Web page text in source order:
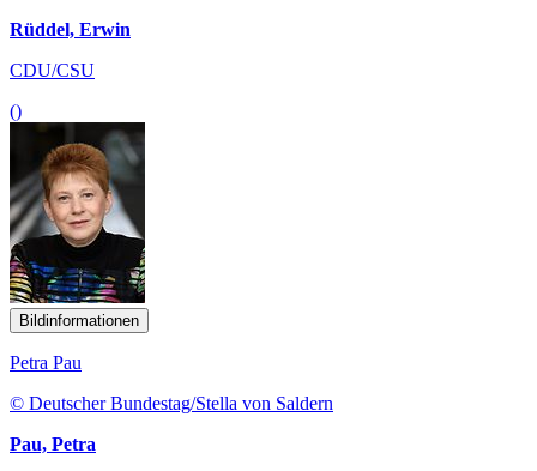
Rüddel, Erwin
CDU/CSU
()
Bildinformationen
Petra Pau
© Deutscher Bundestag/Stella von Saldern
Pau, Petra